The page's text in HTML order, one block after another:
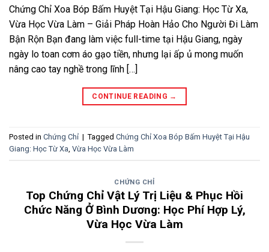
Chứng Chỉ Xoa Bóp Bấm Huyệt Tại Hậu Giang: Học Từ Xa,
Vừa Học Vừa Làm – Giải Pháp Hoàn Hảo Cho Người Đi Làm
Bận Rộn Bạn đang làm việc full-time tại Hậu Giang, ngày
ngày lo toan cơm áo gạo tiền, nhưng lại ấp ủ mong muốn
nâng cao tay nghề trong lĩnh […]
CONTINUE READING →
Posted in Chứng Chỉ | Tagged Chứng Chỉ Xoa Bóp Bấm Huyệt Tại Hậu
Giang: Học Từ Xa, Vừa Học Vừa Làm
CHỨNG CHỈ
Top Chứng Chỉ Vật Lý Trị Liệu & Phục Hồi
Chức Năng Ở Bình Dương: Học Phí Hợp Lý,
Vừa Học Vừa Làm